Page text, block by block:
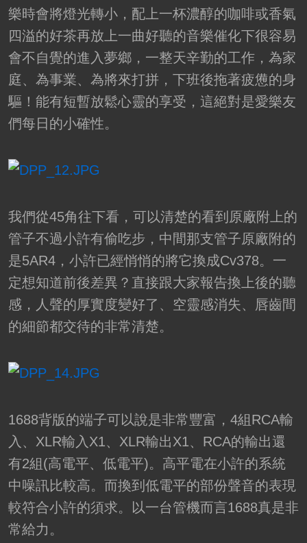
樂時會將燈光轉小，配上一杯濃醇的咖啡或香氣
四溢的好茶再放上一曲好聽的音樂催化下很容易
會不自覺的進入夢鄉，一整天辛勤的工作，為家
庭、為事業、為將來打拼，下班後拖著疲憊的身
驅！能有短暫放鬆心靈的享受，這絕對是愛樂友
們每日的小確性。
我們從45角往下看，可以清楚的看到原廠附上的
管子不過小許有偷吃步，中間那支管子原廠附的
是5AR4，小許已經悄悄的將它換成Cv378。一
定想知道前後差異？直接跟大家報告換上後的聽
感，人聲的厚實度變好了、空靈感消失、唇齒間
的細節都交待的非常清楚。
1688背版的端子可以說是非常豐富，4組RCA輸
入、XLR輸入X1、XLR輸出X1、RCA的輸出還
有2組(高電平、低電平)。高平電在小許的系統
中噪訊比較高。而換到低電平的部份聲音的表現
較符合小許的須求。以一台管機而言1688真是非
常給力。